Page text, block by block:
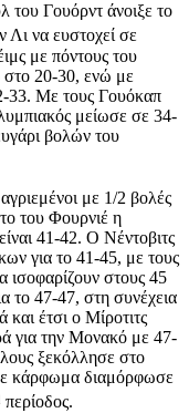
του Γουόρντ άνοιξε το
Λι να ευστοχεί σε
με πόντους του
στο 20-30, ενώ με
33. Με τους Γουόκαπ
μείωσε σε 34-
βολών του
με 1/2 βολές
του Φουρνιέ η
41-42. Ο Νέντοβιτς
για το 41-45, με τους
ισοφαρίζουν στους 45
το 47-47, στη συνέχεια
έτσι ο Μίροτιτς
για την Μονακό με 47-
ξεκόλλησε στο
κάρφωμα διαμόρφωσε
περίοδος.